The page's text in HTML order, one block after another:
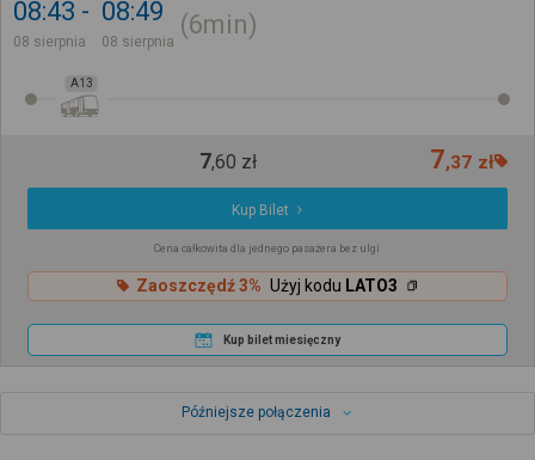
08:43
08 sierpnia
08:49
08 sierpnia
6min
A13
7,60 zł 7,37 zł
Kup Bilet
Cena całkowita dla jednego pasażera bez ulgi
Zaoszczędź 3% Użyj kodu LATO3
Kup bilet miesięczny
Późniejsze połączenia